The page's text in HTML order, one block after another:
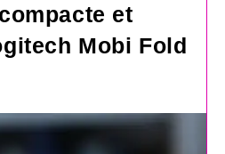
et
Mobi Fold